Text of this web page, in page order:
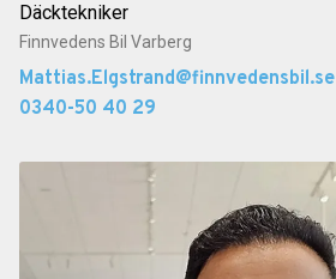
Däcktekniker
Finnvedens Bil Varberg
Mattias.Elgstrand@finnvedensbil.se
0340-50 40 29